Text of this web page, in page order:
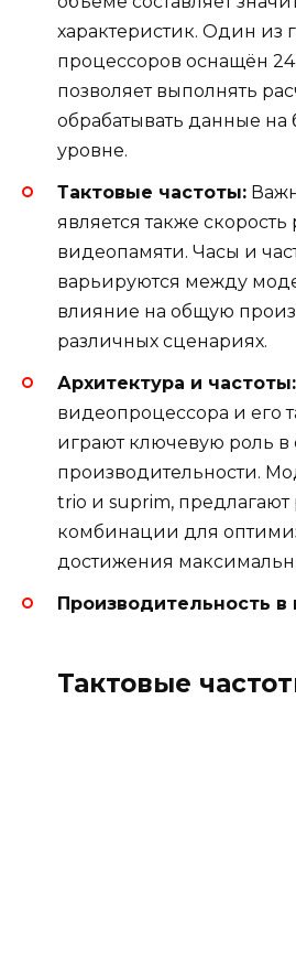
характеристик. Один из
процессоров оснащён 24
позволяет выполнять
обрабатывать данные на
уровне.
Тактовые частоты:
является также скорость
видеопамяти. Часы и
варьируются между
влияние на общую
различных сценариях.
Архитектура и частоты:
видеопроцессора и его
играют ключевую роль
производительности.
trio и suprim, предлагают
комбинации для
достижения
Производительность в
Тактовые